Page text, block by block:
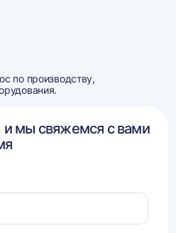
по производству,
и мы свяжемся с вами